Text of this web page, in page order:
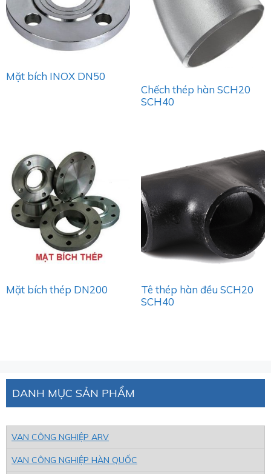
Mặt bích INOX DN50
Chếch thép hàn SCH20
SCH40
Mặt bích thép DN200
Tê thép hàn đều SCH20
SCH40
DANH MỤC SẢN PHẨM
VAN CÔNG NGHIỆP ARV
VAN CÔNG NGHIỆP HÀN QUỐC